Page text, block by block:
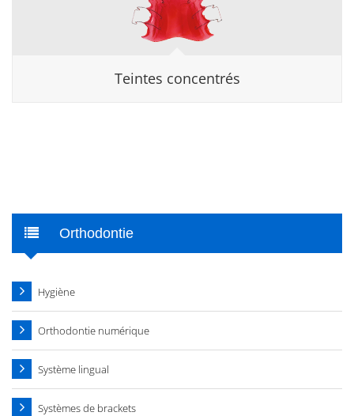
Teintes concentrés
Orthodontie
Hygiène
Orthodontie numérique
Système lingual
Systèmes de brackets